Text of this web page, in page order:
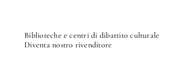
Biblioteche e centri di dibattito culturale
Diventa nostro rivenditore